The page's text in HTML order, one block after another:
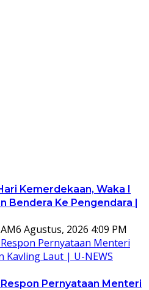
Kemerdekaan, Waka I
Bendera Ke Pengendara |
6 Agustus, 2026 4:09 PM
Pernyataan Menteri